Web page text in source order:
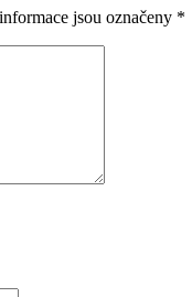
jsou označeny *